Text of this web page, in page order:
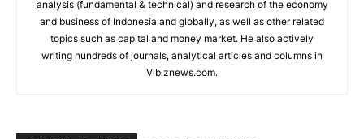
analysis (fundamental & technical) and research of the economy
and business of Indonesia and globally, as well as other related
topics such as capital and money market. He also actively
writing hundreds of journals, analytical articles and columns in
Vibiznews.com.